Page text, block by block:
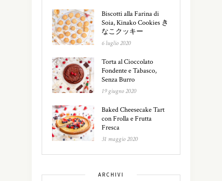
Biscotti alla Farina di
Soia, Kinako Cookies き
なこクッキー
6 luglio 2020
Torta al Cioccolato
Fondente e Tabasco,
Senza Burro
19 giugno 2020
Baked Cheesecake Tart
con Frolla e Frutta
Fresca
31 maggio 2020
ARCHIVI